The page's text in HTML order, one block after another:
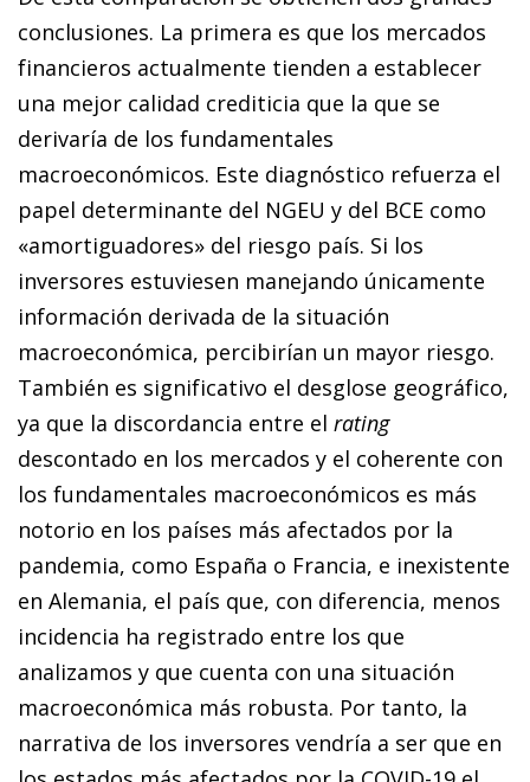
conclusiones. La primera es que los mercados
financieros actualmente tienden a establecer
una mejor calidad crediticia que la que se
derivaría de los fundamentales
macroeconómicos. Este diagnóstico refuerza el
papel determinante del NGEU y del BCE como
«amortiguadores» del riesgo país. Si los
inversores estuviesen manejando únicamente
información derivada de la situación
macroeconómica, percibirían un mayor riesgo.
También es significativo el desglose geográfico,
ya que la discordancia entre el rating
descontado en los mercados y el coherente con
los fundamentales macroeconómicos es más
notorio en los países más afectados por la
pandemia, como España o Francia, e inexistente
en Alemania, el país que, con diferencia, menos
incidencia ha registrado entre los que
analizamos y que cuenta con una situación
macroeconómica más robusta. Por tanto, la
narrativa de los inversores vendría a ser que en